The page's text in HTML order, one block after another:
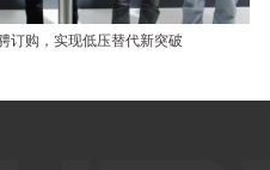
订购，实现低压替代新突破